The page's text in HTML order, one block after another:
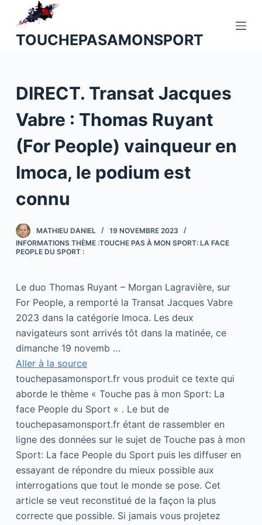
o
n
e
u
TOUCHEPASAMONSPORT
DIRECT. Transat Jacques
Vabre : Thomas Ruyant
(For People) vainqueur en
Imoca, le podium est
connu
MATHIEU DANIEL
19 NOVEMBRE 2023
INFORMATIONS THÈME :TOUCHE PAS À MON SPORT: LA FACE
PEOPLE DU SPORT :
Le duo Thomas Ruyant – Morgan Lagravière, sur
For People, a remporté la Transat Jacques Vabre
2023 dans la catégorie Imoca. Les deux
navigateurs sont arrivés tôt dans la matinée, ce
dimanche 19 novemb …
Aller à la source
touchepasamonsport.fr vous produit ce texte qui
aborde le thème « Touche pas à mon Sport: La
face People du Sport « . Le but de
touchepasamonsport.fr étant de rassembler en
ligne des données sur le sujet de Touche pas à mon
Sport: La face People du Sport puis les diffuser en
essayant de répondre du mieux possible aux
interrogations que tout le monde se pose. Cet
article se veut reconstitué de la façon la plus
correcte que possible. Si jamais vous projetez